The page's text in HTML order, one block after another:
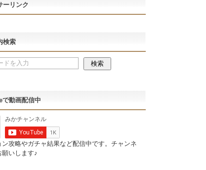
ーリンク
検索
で動画配信中
ン攻略やガチャ結果など配信中です。チャンネ
願いします♪